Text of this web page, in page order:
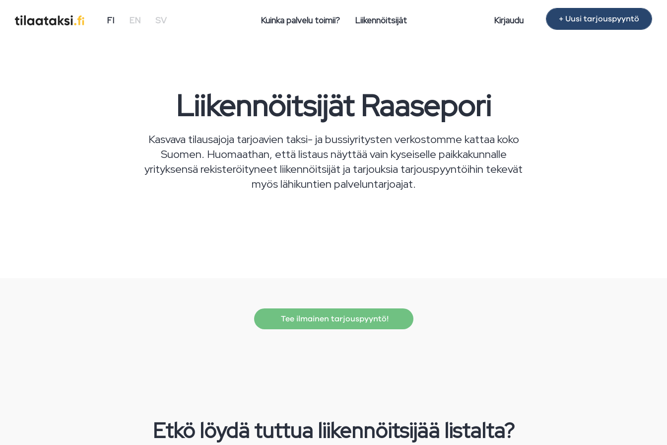
FI EN SV Kuinka palvelu toimii? Liikennöitsijät Kirjaudu + Uusi tarjouspyyntö
Liikennöitsijät Raasepori
Kasvava tilausajoja tarjoavien taksi- ja bussiyritysten verkostomme kattaa koko
Suomen. Huomaathan, että listaus näyttää vain kyseiselle paikkakunnalle
yrityksensä rekisteröityneet liikennöitsijät ja tarjouksia tarjouspyyntöihin tekevät
myös lähikuntien palveluntarjoajat.
Tee ilmainen tarjouspyyntö!
Etkö löydä tuttua liikennöitsijää listalta?